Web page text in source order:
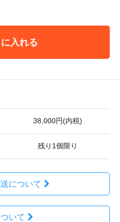
入れる
38,000円(内税)
残り1個限り
について
いて